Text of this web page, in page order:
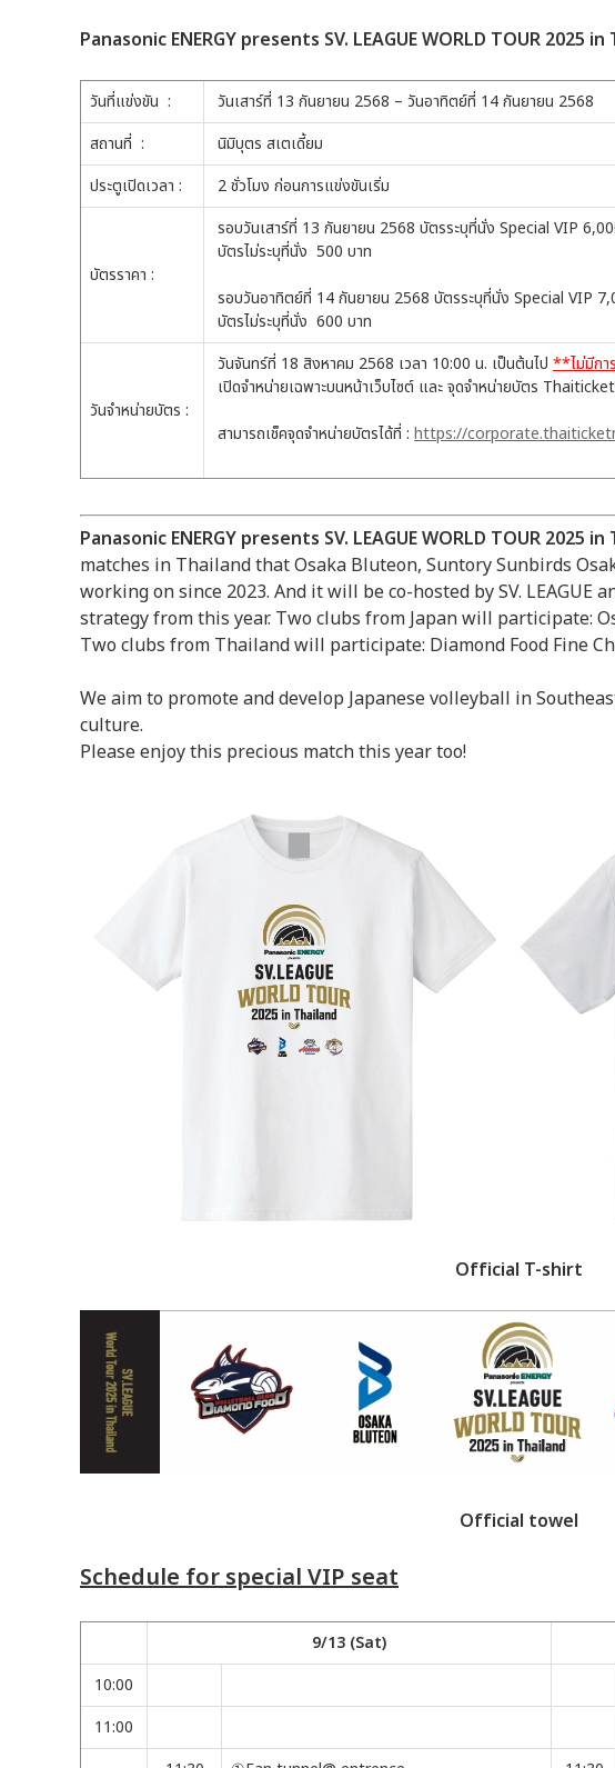
Panasonic ENERGY presents SV. LEAGUE WORLD TOUR 2025
วันที่แข่งขัน :
วันเสาร์ที่ 13 กันยายน 2568 – วันอาทิตย์ที่ 14 กันยายน 2568
สถานที่ :
นิมิบุตร สเตเดี้ยม
ประตูเปิดเวลา :
2 ชั่วโมง ก่อนการแข่งขันเริ่ม
บัตรราคา :
รอบวันเสาร์ที่ 13 กันยายน 2568 บัตรระบุที่นั่ง Special VIP
บัตรไม่ระบุที่นั่ง 500 บาท
รอบวันอาทิตย์ที่ 14 กันยายน 2568 บัตรระบุที่นั่ง Special VIP
บัตรไม่ระบุที่นั่ง 600 บาท
วันจำหน่ายบัตร :
วันจันทร์ที่ 18 สิงหาคม 2568 เวลา 10:00 น. เป็นต้นไป **ไม่มีกา
เปิดจำหน่ายเฉพาะบนหน้าเว็บไซต์ และ จุดจำหน่ายบัตร
สามารถเช็คจุดจำหน่ายบัตรได้ที่ : https://
Panasonic ENERGY presents SV. LEAGUE WORLD TOUR 2025
matches in Thailand that Osaka Bluteon, Suntory Sunbirds
working on since 2023. And it will be co-hosted by SV.
strategy from this year. Two clubs from Japan will participate:
Two clubs from Thailand will participate: Diamond Food Fine
We aim to promote and develop Japanese volleyball in
culture.
Please enjoy this precious match this year too!
Official T-shirt
Official towel
Schedule for special VIP seat
9/13 (Sat)
10:00
11:00